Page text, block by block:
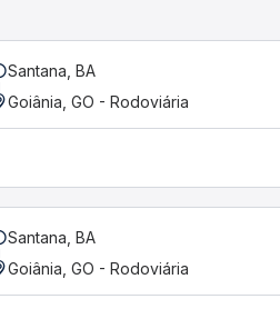
Santana, BA
Goiânia, GO - Rodoviária
Santana, BA
Goiânia, GO - Rodoviária